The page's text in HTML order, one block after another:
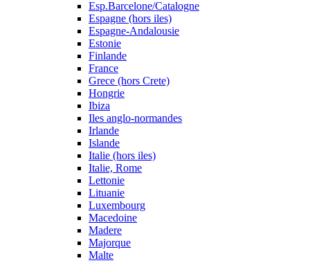
Esp.Barcelone/Catalogne
Espagne (hors iles)
Espagne-Andalousie
Estonie
Finlande
France
Grece (hors Crete)
Hongrie
Ibiza
Iles anglo-normandes
Irlande
Islande
Italie (hors iles)
Italie, Rome
Lettonie
Lituanie
Luxembourg
Macedoine
Madere
Majorque
Malte